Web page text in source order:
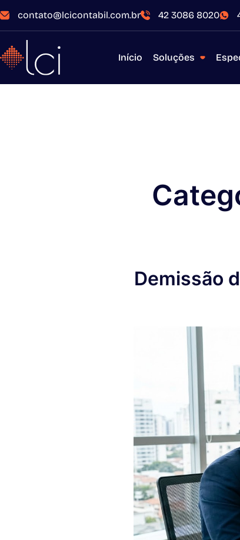
contato@lcicontabil.com.br 42 3086 8020
Início Soluções
Demissão